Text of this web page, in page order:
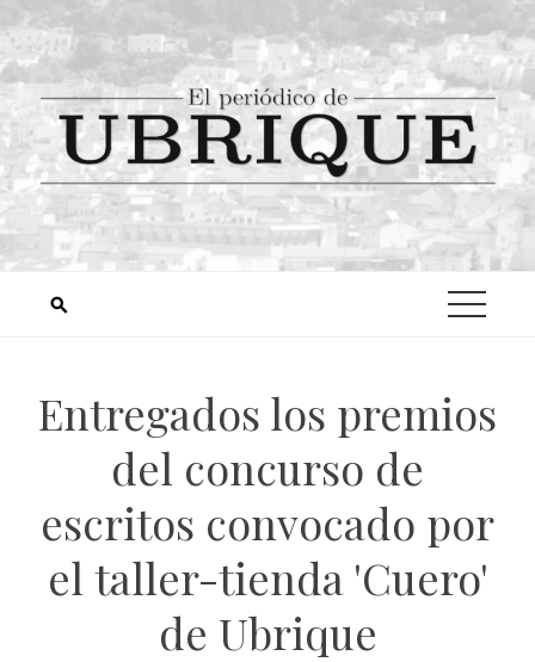
Entregados los premios
del concurso de
escritos convocado por
el taller-tienda 'Cuero'
de Ubrique